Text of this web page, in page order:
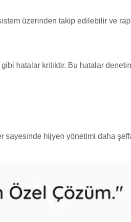
üzerinden takip edilebilir ve
hatalar kritiktir. Bu hatalar
sayesinde hijyen yönetimi daha